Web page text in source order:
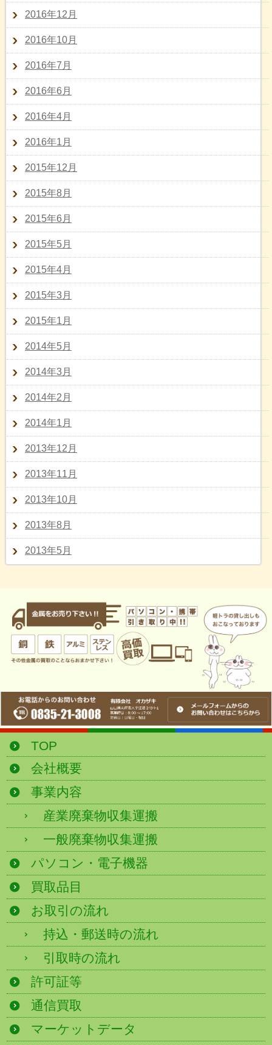
2016年12月
2016年10月
2016年7月
2016年6月
2016年4月
2016年1月
2015年12月
2015年8月
2015年6月
2015年5月
2015年4月
2015年3月
2015年1月
2014年5月
2014年3月
2014年2月
2014年1月
2013年12月
2013年11月
2013年10月
2013年8月
2013年5月
TOP
会社概要
事業内容
産業廃棄物収集運搬
一般廃棄物収集運搬
パソコン・電子機器
買取品目
お取引の流れ
持込・郵送時の流れ
引取時の流れ
許可証等
通信買取
マーケットデータ